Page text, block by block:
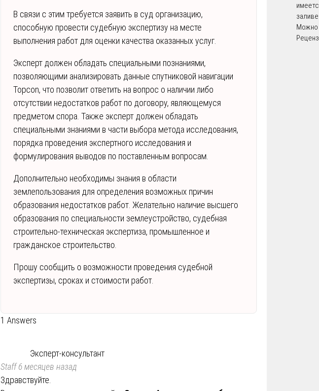
В связи с этим требуется заявить в суд организацию,
способную провести судебную экспертизу на месте
выполнения работ для оценки качества оказанных услуг.
Эксперт должен обладать специальными познаниями,
позволяющими анализировать данные спутниковой навигации
Topcon, что позволит ответить на вопрос о наличии либо
отсутствии недостатков работ по договору, являющемуся
предметом спора. Также эксперт должен обладать
специальными знаниями в части выбора метода исследования,
порядка проведения экспертного исследования и
формулирования выводов по поставленным вопросам.
Дополнительно необходимы знания в области
землепользования для определения возможных причин
образования недостатков работ. Желательно наличие высшего
образования по специальности землеустройство, судебная
строительно-техническая экспертиза, промышленное и
гражданское строительство.
Прошу сообщить о возможности проведения судебной
экспертизы, сроках и стоимости работ.
1 Answers
Эксперт-консультант
Staff6 месяцев назад
Здравствуйте.
Можно